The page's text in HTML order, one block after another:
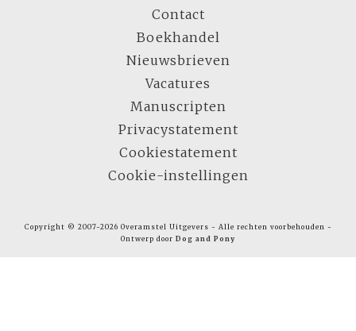
Contact
Boekhandel
Nieuwsbrieven
Vacatures
Manuscripten
Privacystatement
Cookiestatement
Cookie-instellingen
Copyright © 2007-2026 Overamstel Uitgevers - Alle rechten voorbehouden -
Ontwerp door Dog and Pony